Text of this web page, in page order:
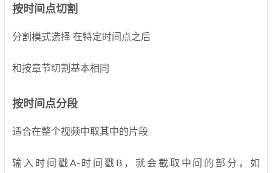
按时间点切割
分割模式选择 在特定时间点之后
和按章节切割基本相同
按时间点分段
适合在整个视频中取其中的片段
输入时间戳A-时间戳B，就会截取中间的部分，如